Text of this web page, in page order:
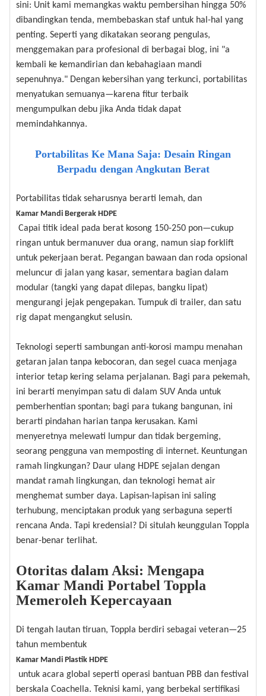
sini: Unit kami memangkas waktu pembersihan hingga 50%
dibandingkan tenda, membebaskan staf untuk hal-hal yang
penting. Seperti yang dikatakan seorang pengulas,
menggemakan para profesional di berbagai blog, ini "a
kembali ke kemandirian dan kebahagiaan mandi
sepenuhnya." Dengan kebersihan yang terkunci, portabilitas
menyatukan semuanya—karena fitur terbaik
mengumpulkan debu jika Anda tidak dapat
memindahkannya.
Portabilitas Ke Mana Saja: Desain Ringan
Berpadu dengan Angkutan Berat
Portabilitas tidak seharusnya berarti lemah, dan
Kamar Mandi Bergerak HDPE
Capai titik ideal pada berat kosong 150-250 pon—cukup
ringan untuk bermanuver dua orang, namun siap forklift
untuk pekerjaan berat. Pegangan bawaan dan roda opsional
meluncur di jalan yang kasar, sementara bagian dalam
modular (tangki yang dapat dilepas, bangku lipat)
mengurangi jejak pengepakan. Tumpuk di trailer, dan satu
rig dapat mengangkut selusin.
Teknologi seperti sambungan anti-korosi mampu menahan
getaran jalan tanpa kebocoran, dan segel cuaca menjaga
interior tetap kering selama perjalanan. Bagi para pekemah,
ini berarti menyimpan satu di dalam SUV Anda untuk
pemberhentian spontan; bagi para tukang bangunan, ini
berarti pindahan harian tanpa kerusakan. Kami
menyeretnya melewati lumpur dan tidak bergeming,
seorang pengguna van memposting di internet. Keuntungan
ramah lingkungan? Daur ulang HDPE sejalan dengan
mandat ramah lingkungan, dan teknologi hemat air
menghemat sumber daya. Lapisan-lapisan ini saling
terhubung, menciptakan produk yang serbaguna seperti
rencana Anda. Tapi kredensial? Di situlah keunggulan Toppla
benar-benar terlihat.
Otoritas dalam Aksi: Mengapa
Kamar Mandi Portabel Toppla
Memeroleh Kepercayaan
Di tengah lautan tiruan, Toppla berdiri sebagai veteran—25
tahun membentuk
Kamar Mandi Plastik HDPE
untuk acara global seperti operasi bantuan PBB dan festival
berskala Coachella. Teknisi kami, yang berbekal sertifikasi